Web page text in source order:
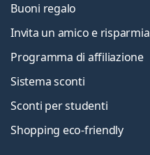
Buoni regalo
Invita un amico e risparmia
Programma di affiliazione
Sistema sconti
Sconti per studenti
Shopping eco-friendly